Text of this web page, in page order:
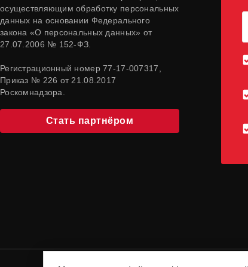
осуществляющим обработку персональных
данных на основании Федерального
закона «О персональных данных» от
27.07.2006 № 152-ФЗ.
Регистрационный номер 77-17-007317,
Приказ № 226 от 21.08.2017
Роскомнадзора.
Стать партнёром